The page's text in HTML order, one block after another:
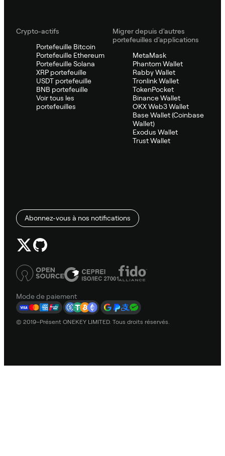
Crypto-actifs
Portefeuille Bitcoin
Portefeuille Ethereum
Portefeuille Solana
XRP portefeuille
USDT portefeuille
BNB portefeuille
Voir tous les
portefeuilles
Migrer depuis d'autres
portefeuilles d'applications
MetaMask
Phantom Wallet
Rabby Wallet
Tronlink Wallet
TokenPocket
Binance Wallet
OKX Web3 Wallet
Base Wallet (Coinbase
Wallet)
Exodus Wallet
Trust Wallet
Abonnez-vous à nos notifications
Mode de paiement
© 2019–Présent ONEKEY LIMITED. Tous droits réservés.